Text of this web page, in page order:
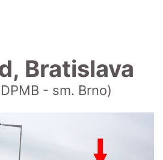
Bratislava
- sm. Brno)